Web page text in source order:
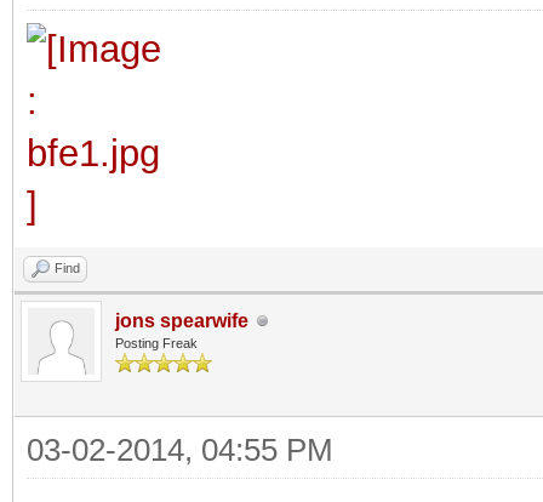
Find
jons spearwife
Posting Freak
03-02-2014, 04:55 PM